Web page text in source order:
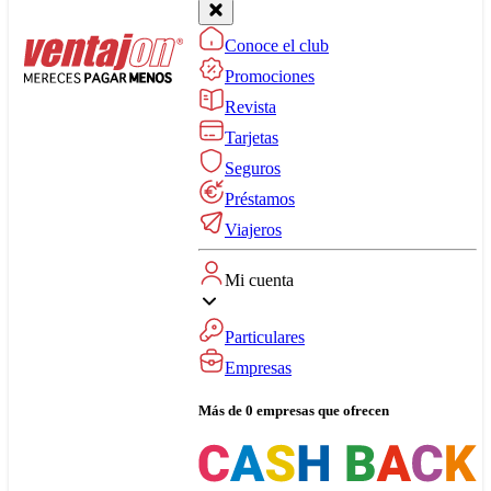
Conoce el club
Promociones
Revista
Tarjetas
Seguros
Préstamos
Viajeros
Mi cuenta
Particulares
Empresas
Más de 0 empresas que ofrecen